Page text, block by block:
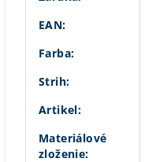
EAN:
Farba:
Strih:
Artikel:
Materiálové
zloženie: